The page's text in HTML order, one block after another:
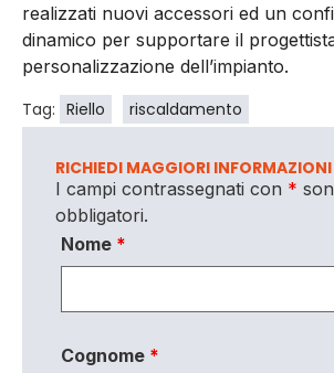
realizzati nuovi accessori ed un
dinamico per supportare il
personalizzazione dell’impianto.
Tag: Riello riscaldamento
RICHIEDI MAGGIORI INFORMAZIONI
I campi contrassegnati con *
obbligatori.
Nome *
Cognome *